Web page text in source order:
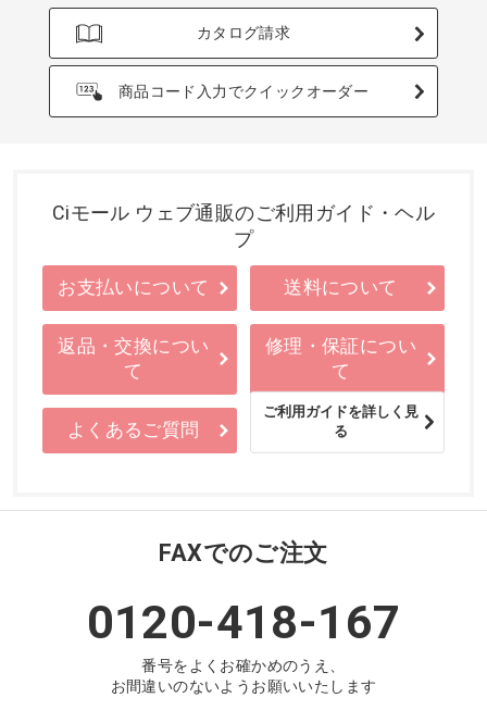
カタログ請求
商品コード入力でクイックオーダー
Ciモール ウェブ通販のご利用ガイド・ヘル
プ
お支払いについて 送料について
返品・交換につい
て
修理・保証につい
て
よくあるご質問
ご利用ガイドを詳しく見
る
FAXでのご注文
0120-418-167
番号をよくお確かめのうえ、
お間違いのないようお願いいたします